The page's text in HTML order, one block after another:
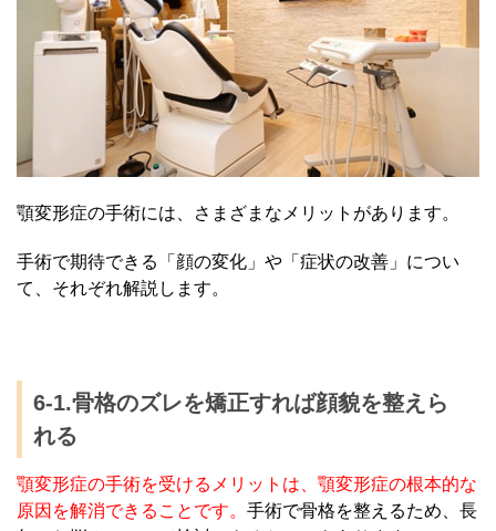
顎変形症の手術には、さまざまなメリットがあります。
手術で期待できる「顔の変化」や「症状の改善」につい
て、それぞれ解説します。
6-1.骨格のズレを矯正すれば顔貌を整えら
れる
顎変形症の手術を受けるメリットは、顎変形症の根本的な
原因を解消できることです。 手術で骨格を整えるため、長